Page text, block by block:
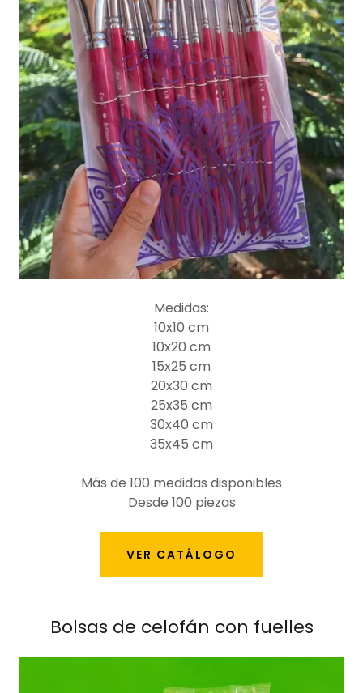
Medidas:
10x10 cm
10x20 cm
15x25 cm
20x30 cm
25x35 cm
30x40 cm
35x45 cm
Más de 100 medidas disponibles
Desde 100 piezas
VER CATÁLOGO
Bolsas de celofán con fuelles